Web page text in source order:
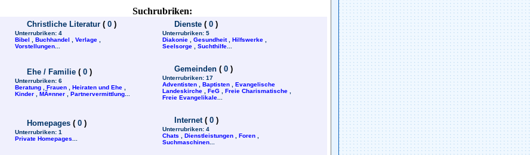
Suchrubriken:
Christliche Literatur ( 0 )
Unterrubriken: 4
Bibel
Buchhandel Verlage
Vorstellungen
Dienste ( 0 )
Unterrubriken: 5
Diakonie
Gesundheit, Hilfswerke
Seelsorge
Suchthilfe
Ehe / Familie ( 0 )
Unterrubriken: 6
Beratung
Frauen Heiraten und Ehe
Kinder
MÃ¤nner Partnervermittlung
Gemeinden ( 0 )
Unterrubriken: 17
Adventisten
Baptisten
Evangelische
Landeskirche
FeG Freie Charismatische
Freie Evangelikale
Homepages ( 0 )
Unterrubriken: 1
Private Homepages
Internet( 0 )
Unterrubriken: 4
Chats
Dienstleistungen Foren
Suchmaschinen